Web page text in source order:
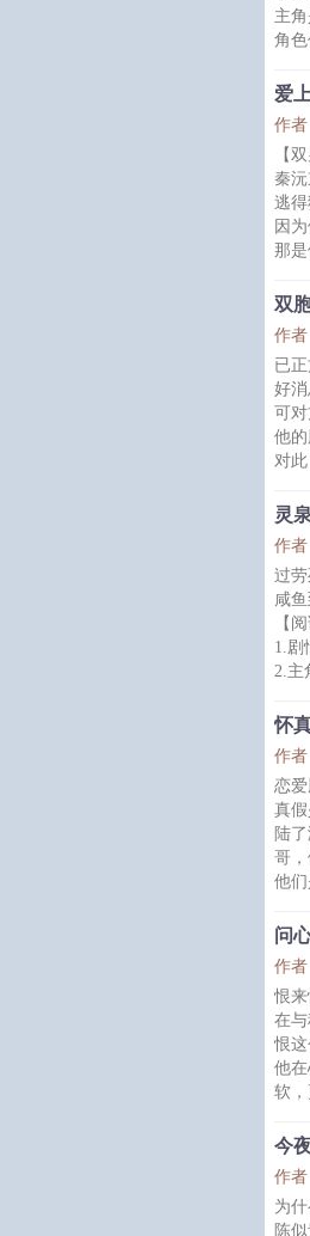
本
主
角色
爱
作
【
秦
逃得
因
那是
念，
他
份
可
李崇
双
作
已
好消
可
他的
对此
.
金
类；
时
他
江
毛
没
灵
作
过
咸
【
1.剧
2.主
都很
内
怀
作者
恋
真
陆
哥，
他们
他哥
一
作
2.年
3.待
Tag
年上
问
作
恨
在与
恨
他
软，
那
——
.
程
今
作
为
陈